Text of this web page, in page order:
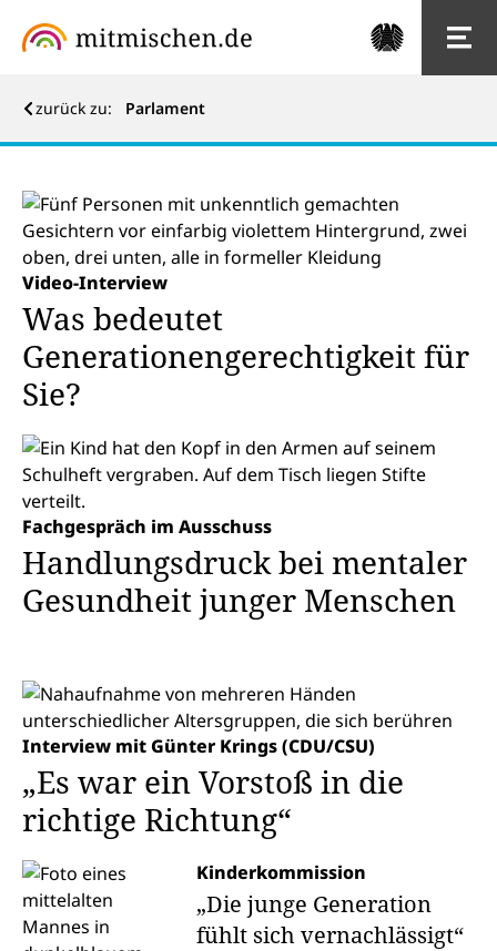
zurück zu: Parlament
Jugend
Jugend
Video-Interview
Was bedeutet
Generationengerechtigkeit für
Sie?
Fachgespräch im Ausschuss
Handlungsdruck bei mentaler
Gesundheit junger Menschen
Interview mit Günter Krings (CDU/CSU)
„Es war ein Vorstoß in die
richtige Richtung“
Kinderkommission
„Die junge Generation
fühlt sich vernachlässigt“